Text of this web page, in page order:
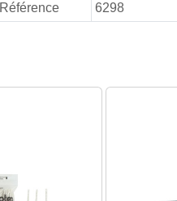
Référence
6298